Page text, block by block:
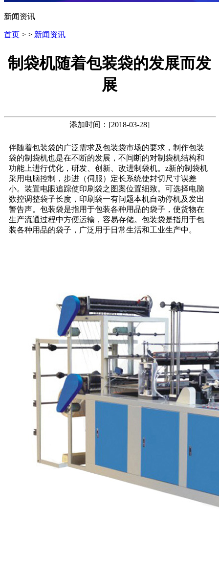
新闻资讯
首页 > > 新闻资讯
制袋机随着包装袋的发展而发
展
添加时间：[2018-03-28]
伴随着包装袋的广泛需求及包装袋市场的要求，制作包装
袋的制袋机也是在不断的发展，不间断的对制袋机结构和
功能上进行优化，研发、创新、改进制袋机。z新的制袋机
采用电脑控制，步进（伺服）定长系统使封切尺寸误差
小。装置电眼追踪使印刷袋之图案位置细致。可选择电脑
数控调整袋子长度，印刷袋一有问题本机自动停机及发出
警告声。包装袋是指用于包装各种用品的袋子，使货物在
生产流通过程中方便运输，容易存储。包装袋是指用于包
装各种用品的袋子，广泛用于日常生活和工业生产中。